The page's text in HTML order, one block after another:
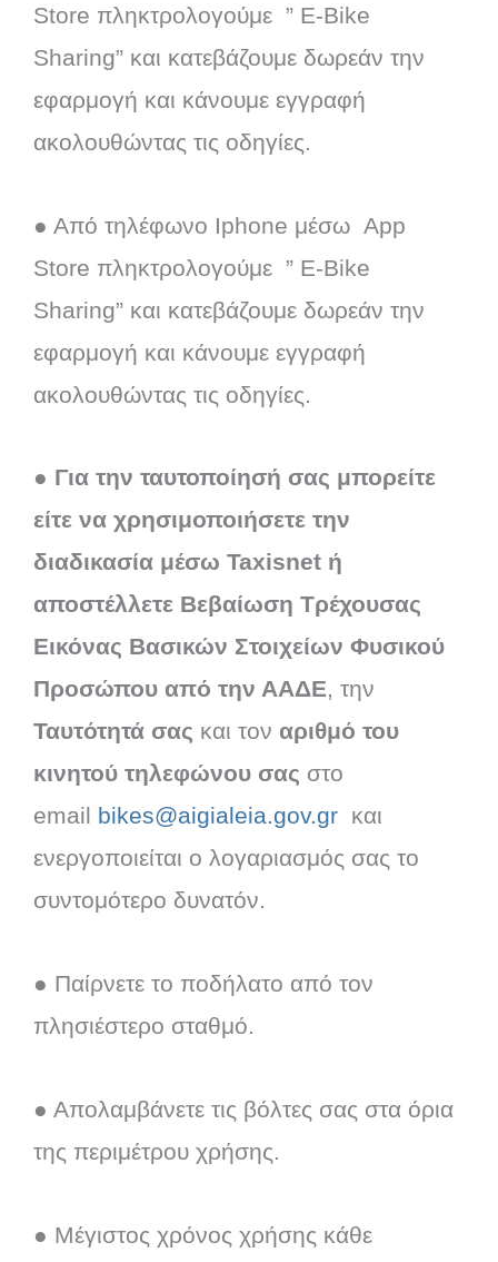
Store πληκτρολογούμε ” E-Bike
Sharing” και κατεβάζουμε δωρεάν την
εφαρμογή και κάνουμε εγγραφή
ακολουθώντας τις οδηγίες.
● Από τηλέφωνο Iphone μέσω App
Store πληκτρολογούμε ” E-Bike
Sharing” και κατεβάζουμε δωρεάν την
εφαρμογή και κάνουμε εγγραφή
ακολουθώντας τις οδηγίες.
● Για την ταυτοποίησή σας μπορείτε
είτε να χρησιμοποιήσετε την
διαδικασία μέσω Taxisnet ή
αποστέλλετε Βεβαίωση Τρέχουσας
Εικόνας Βασικών Στοιχείων Φυσικού
Προσώπου από την ΑΑΔΕ, την
Ταυτότητά σας και τον αριθμό του
κινητού τηλεφώνου σας στο
email bikes@aigialeia.gov.gr και
ενεργοποιείται ο λογαριασμός σας το
συντομότερο δυνατόν.
● Παίρνετε το ποδήλατο από τον
πλησιέστερο σταθμό.
● Απολαμβάνετε τις βόλτες σας στα όρια
της περιμέτρου χρήσης.
● Μέγιστος χρόνος χρήσης κάθε